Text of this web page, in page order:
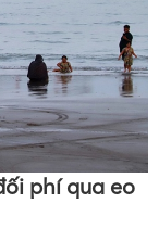
phí qua eo